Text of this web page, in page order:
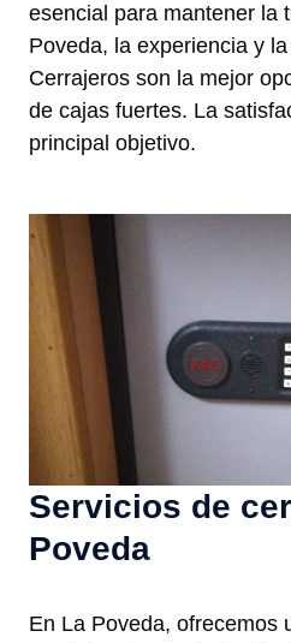
esencial para mantener la
Poveda, la experiencia y
Cerrajeros son la mejor
de cajas fuertes. La
principal objetivo.
Servicios de
Poveda
En La Poveda, ofrecemos